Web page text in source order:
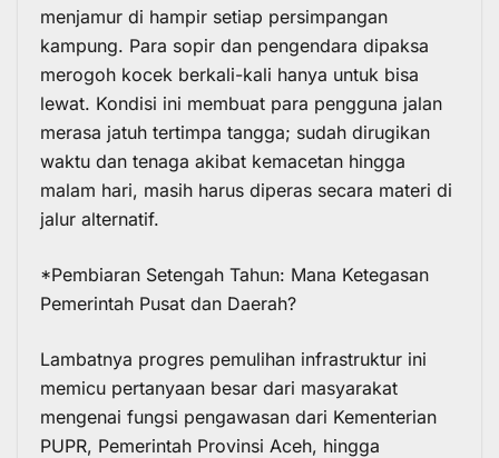
menjamur di hampir setiap persimpangan
kampung. Para sopir dan pengendara dipaksa
merogoh kocek berkali-kali hanya untuk bisa
lewat. Kondisi ini membuat para pengguna jalan
merasa jatuh tertimpa tangga; sudah dirugikan
waktu dan tenaga akibat kemacetan hingga
malam hari, masih harus diperas secara materi di
jalur alternatif.
*Pembiaran Setengah Tahun: Mana Ketegasan
Pemerintah Pusat dan Daerah?
Lambatnya progres pemulihan infrastruktur ini
memicu pertanyaan besar dari masyarakat
mengenai fungsi pengawasan dari Kementerian
PUPR, Pemerintah Provinsi Aceh, hingga